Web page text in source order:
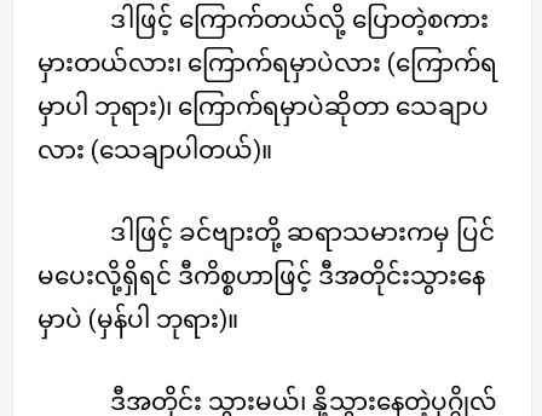
ဒါဖြင့် ကြောက်တယ်လို့ ပြောတဲ့စကား
မှားတယ်လား၊ ကြောက်ရမှာပဲလား (ကြောက်ရ
မှာပါ ဘုရား)၊ ကြောက်ရမှာပဲဆိုတာ သေချာပ
လား (သေချာပါတယ်)။
ဒါဖြင့် ခင်ဗျားတို့ ဆရာသမားကမှ ပြင်
မပေးလို့ရှိရင် ဒီကိစ္စဟာဖြင့် ဒီအတိုင်းသွားနေ
မှာပဲ (မှန်ပါ ဘုရား)။
ဒီအတိုင်း သွားမယ်၊ နို့သွားနေတဲ့ပုဂ္ဂိုလ်